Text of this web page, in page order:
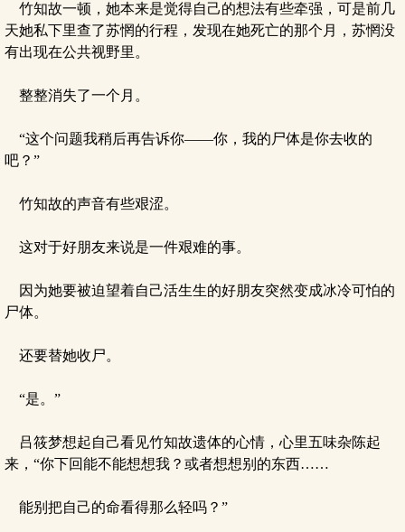
竹知故一顿，她本来是觉得自己的想法有些牵强，可是前几
天她私下里查了苏惘的行程，发现在她死亡的那个月，苏惘没
有出现在公共视野里。
整整消失了一个月。
“这个问题我稍后再告诉你——你，我的尸体是你去收的
吧？”
竹知故的声音有些艰涩。
这对于好朋友来说是一件艰难的事。
因为她要被迫望着自己活生生的好朋友突然变成冰冷可怕的
尸体。
还要替她收尸。
“是。”
吕筱梦想起自己看见竹知故遗体的心情，心里五味杂陈起
来，“你下回能不能想想我？或者想想别的东西……
能别把自己的命看得那么轻吗？”